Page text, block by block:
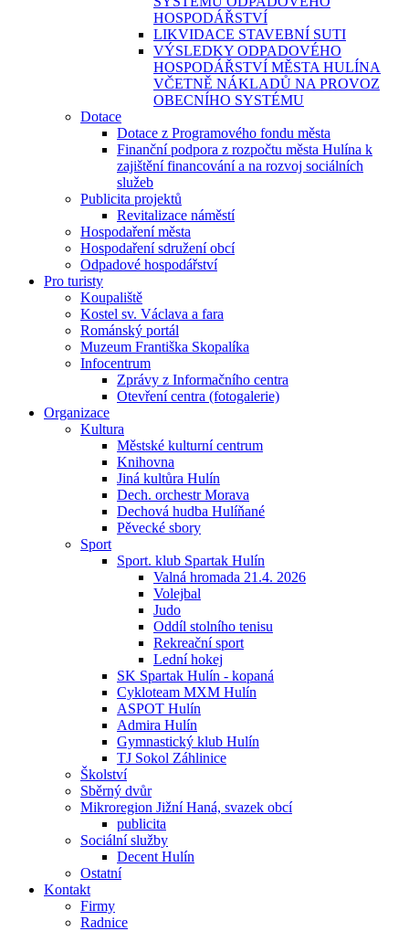
HOSPODÁŘSTVÍ
LIKVIDACE STAVEBNÍ SUTI
VÝSLEDKY ODPADOVÉHO
HOSPODÁŘSTVÍ MĚSTA HULÍNA
VČETNĚ NÁKLADŮ NA PROVOZ
OBECNÍHO SYSTÉMU
Dotace
Dotace z Programového fondu města
Finanční podpora z rozpočtu města Hulína k
zajištění financování a na rozvoj sociálních
služeb
Publicita projektů
Revitalizace náměstí
Hospodaření města
Hospodaření sdružení obcí
Odpadové hospodářství
Pro turisty
Koupaliště
Kostel sv. Václava a fara
Románský portál
Muzeum Františka Skopalíka
Infocentrum
Zprávy z Informačního centra
Otevření centra (fotogalerie)
Organizace
Kultura
Městské kulturní centrum
Knihovna
Jiná kultůra Hulín
Dech. orchestr Morava
Dechová hudba Hulíňané
Pěvecké sbory
Sport
Sport. klub Spartak Hulín
Valná hromada 21.4. 2026
Volejbal
Judo
Oddíl stolního tenisu
Rekreační sport
Lední hokej
SK Spartak Hulín - kopaná
Cykloteam MXM Hulín
ASPOT Hulín
Admira Hulín
Gymnastický klub Hulín
TJ Sokol Záhlinice
Školství
Sběrný dvůr
Mikroregion Jižní Haná, svazek obcí
publicita
Sociální služby
Decent Hulín
Ostatní
Kontakt
Firmy
Radnice